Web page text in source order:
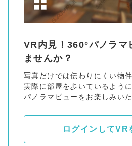
VR内見！360°パノラマ
ませんか？
写真だけでは伝わりにくい物
実際に部屋を歩いているよう
パノラマビューをお楽しみいた
ログインしてVR